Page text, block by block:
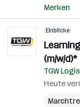
Merken
Einblicke
(m/w/d)*
TGW
Heute